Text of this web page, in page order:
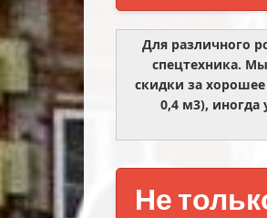
Для различного
спецтехника.
скидки за
0,4 м3), иногда
Не